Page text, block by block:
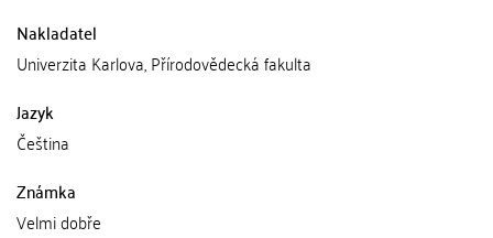
Nakladatel
Univerzita Karlova, Přírodovědecká fakulta
Jazyk
Čeština
Známka
Velmi dobře